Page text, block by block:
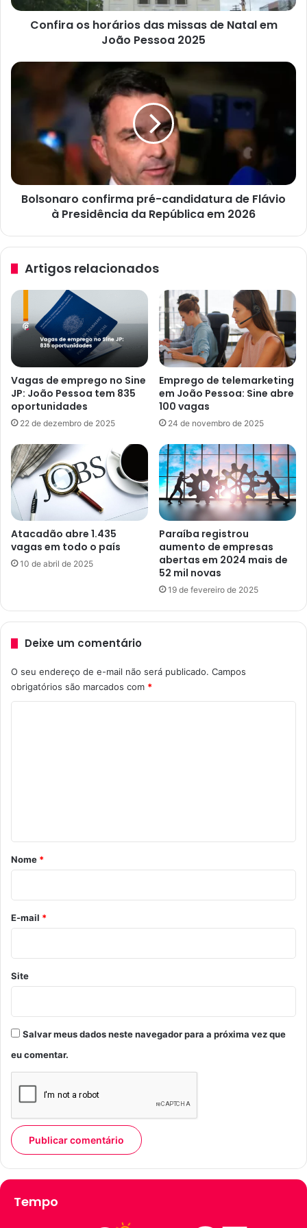
João
PessoaConfira os horários das missas de Natal em
João Pessoa 2025
Bolsonaro
candidatura
da
República
Bolsonaro confirma pré-candidatura de Flávio
à Presidência da República em 2026
Artigos relacionados
Vagas de emprego no Sine
JP: João Pessoa tem 835
oportunidades
22 de dezembro de 2025
Emprego de telemarketing
em João Pessoa: Sine abre
100 vagas
24 de novembro de 2025
Atacadão abre 1.435
vagas em todo o país
10 de abril de 2025
Paraíba registrou
aumento de empresas
abertas em 2024 mais de
52 mil novas
19 de fevereiro de 2025
Deixe um comentário
O seu endereço de e-mail não será publicado. Campos
obrigatórios são marcados com *
r
o
*
Nome *
E-mail *
Site
Salvar meus dados neste navegador para a próxima vez que
eu comentar.
Tempo